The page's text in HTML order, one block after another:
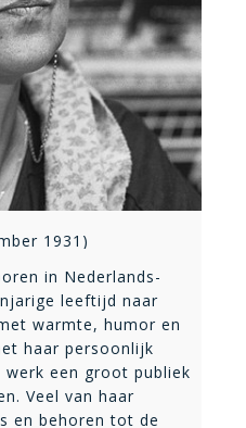
1931)
in Nederlands-
leeftijd naar
warmte, humor en
haar persoonlijk
een groot publiek
Veel van haar
en behoren tot de